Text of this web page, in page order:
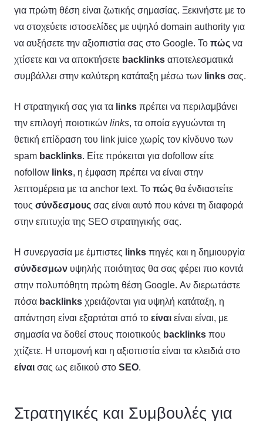
για πρώτη θέση είναι ζωτικής σημασίας. Ξεκινήστε με το
να στοχεύετε ιστοσελίδες με υψηλό domain authority για
να αυξήσετε την αξιοπιστία σας στο Google. Το πώς να
χτίσετε και να αποκτήσετε backlinks αποτελεσματικά
συμβάλλει στην καλύτερη κατάταξη μέσω των links σας.
Η στρατηγική σας για τα links πρέπει να περιλαμβάνει
την επιλογή ποιοτικών links, τα οποία εγγυώνται τη
θετική επίδραση του link juice χωρίς τον κίνδυνο των
spam backlinks. Είτε πρόκειται για dofollow είτε
nofollow links, η έμφαση πρέπει να είναι στην
λεπτομέρεια με τα anchor text. Το πώς θα ένδιαστείτε
τους σύνδεσμους σας είναι αυτό που κάνει τη διαφορά
στην επιτυχία της SEO στρατηγικής σας.
Η συνεργασία με έμπιστες links πηγές και η δημιουργία
σύνδεσμων υψηλής ποιότητας θα σας φέρει πιο κοντά
στην πολυπόθητη πρώτη θέση Google. Αν διερωτάστε
πόσα backlinks χρειάζονται για υψηλή κατάταξη, η
απάντηση είναι εξαρτάται από το είναι είναι είναι, με
σημασία να δοθεί στους ποιοτικούς backlinks που
χτίζετε. Η υπομονή και η αξιοπιστία είναι τα κλειδιά στο
είναι σας ως ειδικού στο SEO.
Στρατηγικές και Συμβουλές για